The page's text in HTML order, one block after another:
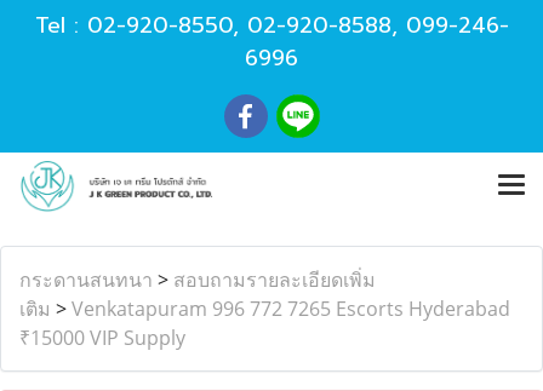
Tel : 02-920-8550, 02-920-8588, 099-246-
6996
กระดานสนทนา > สอบถามรายละเอียดเพิ่ม
เติม >Venkatapuram 996 772 7265 Escorts Hyderabad
₹15000 VIP Supply